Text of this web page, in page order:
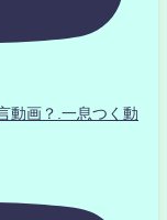
画？.一息つく動